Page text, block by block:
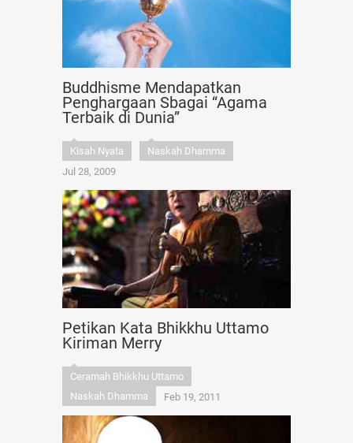
Buddhisme Mendapatkan
Penghargaan Sbagai “Agama
Terbaik di Dunia”
Kisah Nyata
Naskah Dhamma
Jul 28, 2009
Petikan Kata Bhikkhu Uttamo
Kiriman Merry
Ceramah Bhikkhu Uttamo
Naskah Dhamma
Feb 19, 2011